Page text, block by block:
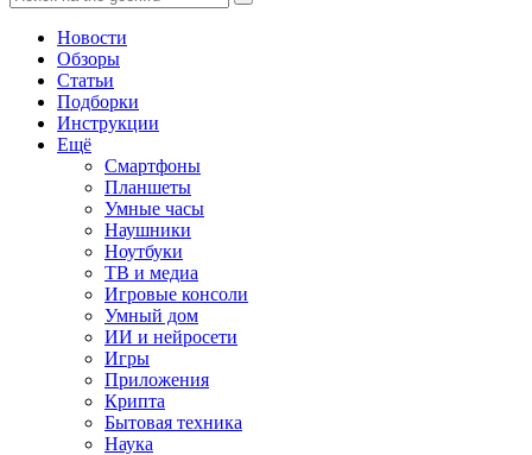
Новости
Обзоры
Статьи
Подборки
Инструкции
Ещё
Смартфоны
Планшеты
Умные часы
Наушники
Ноутбуки
ТВ и медиа
Игровые консоли
Умный дом
ИИ и нейросети
Игры
Приложения
Крипта
Бытовая техника
Наука